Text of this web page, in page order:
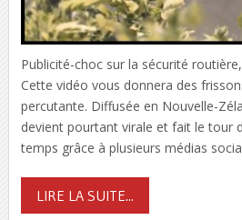
Publicité-choc sur la sécurité
Cette vidéo vous donnera des
percutante. Diffusée en Nouvelle-
devient pourtant virale et fait le tour
temps grâce à plusieurs médias
LIRE LA SUITE...